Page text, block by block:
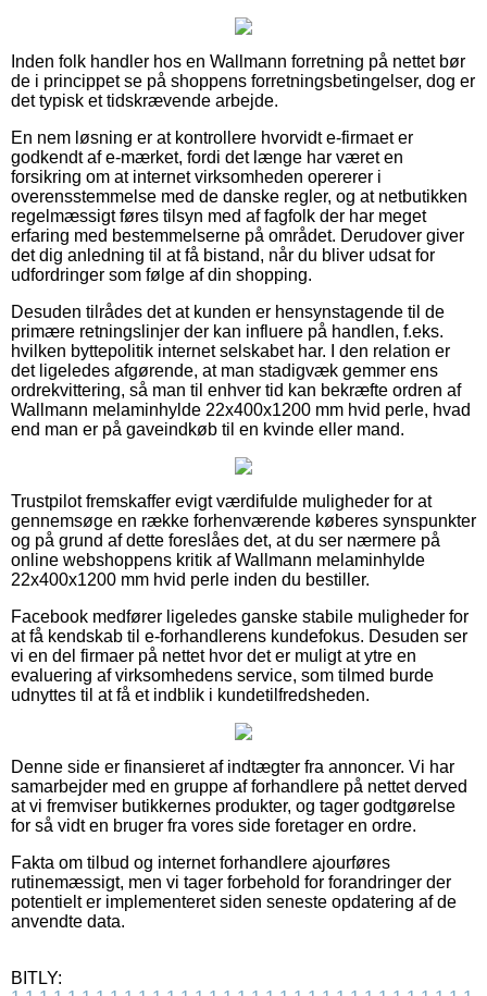
Inden folk handler hos en Wallmann forretning på nettet bør
de i princippet se på shoppens forretningsbetingelser, dog er
det typisk et tidskrævende arbejde.
En nem løsning er at kontrollere hvorvidt e-firmaet er
godkendt af e-mærket, fordi det længe har været en
forsikring om at internet virksomheden opererer i
overensstemmelse med de danske regler, og at netbutikken
regelmæssigt føres tilsyn med af fagfolk der har meget
erfaring med bestemmelserne på området. Derudover giver
det dig anledning til at få bistand, når du bliver udsat for
udfordringer som følge af din shopping.
Desuden tilrådes det at kunden er hensynstagende til de
primære retningslinjer der kan influere på handlen, f.eks.
hvilken byttepolitik internet selskabet har. I den relation er
det ligeledes afgørende, at man stadigvæk gemmer ens
ordrekvittering, så man til enhver tid kan bekræfte ordren af
Wallmann melaminhylde 22x400x1200 mm hvid perle, hvad
end man er på gaveindkøb til en kvinde eller mand.
Trustpilot fremskaffer evigt værdifulde muligheder for at
gennemsøge en række forhenværende køberes synspunkter
og på grund af dette foreslåes det, at du ser nærmere på
online webshoppens kritik af Wallmann melaminhylde
22x400x1200 mm hvid perle inden du bestiller.
Facebook medfører ligeledes ganske stabile muligheder for
at få kendskab til e-forhandlerens kundefokus. Desuden ser
vi en del firmaer på nettet hvor det er muligt at ytre en
evaluering af virksomhedens service, som tilmed burde
udnyttes til at få et indblik i kundetilfredsheden.
Denne side er finansieret af indtægter fra annoncer. Vi har
samarbejder med en gruppe af forhandlere på nettet derved
at vi fremviser butikkernes produkter, og tager godtgørelse
for så vidt en bruger fra vores side foretager en ordre.
Fakta om tilbud og internet forhandlere ajourføres
rutinemæssigt, men vi tager forbehold for forandringer der
potentielt er implementeret siden seneste opdatering af de
anvendte data.
BITLY: